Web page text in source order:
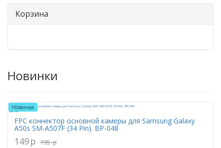
Корзина
Новинки
Новинка
FPC коннектор основной камеры для Samsung Galaxy
A50s SM-A507F (34 Pin). BP-048
149p 195 p